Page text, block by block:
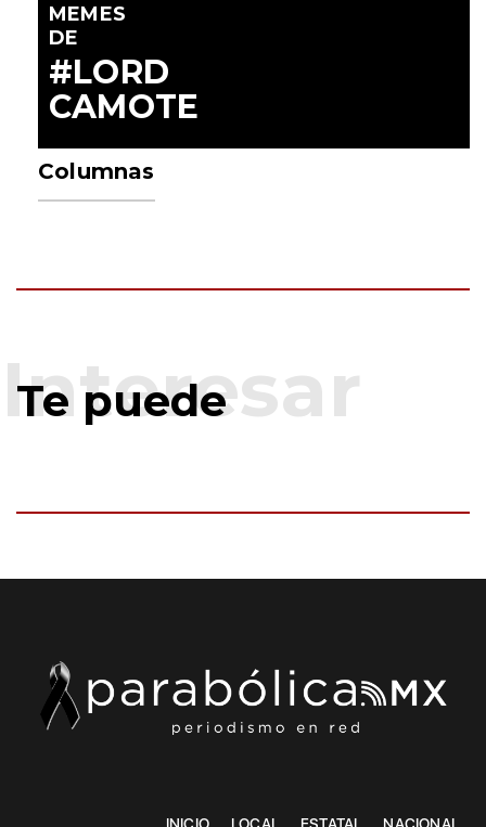
MEMES
DE
#LORD
CAMOTE
Columnas
Te puede